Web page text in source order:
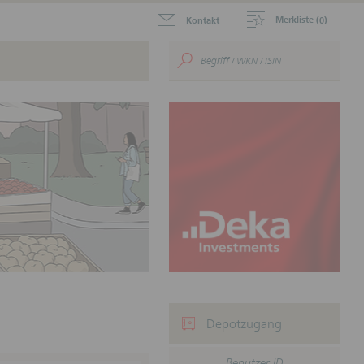
Kontakt Merkliste (0)
aktuellen Zertifikate zum
für Ihr
Depotzugang